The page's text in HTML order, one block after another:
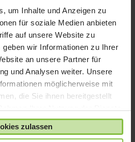
um Inhalte und Anzeigen zu
für soziale Medien anbieten
auf unsere Website zu
wir Informationen zu Ihrer
an unsere Partner für
und Analysen weiter. Unsere
möglicherweise mit
die Sie ihnen bereitgestellt
zulassen